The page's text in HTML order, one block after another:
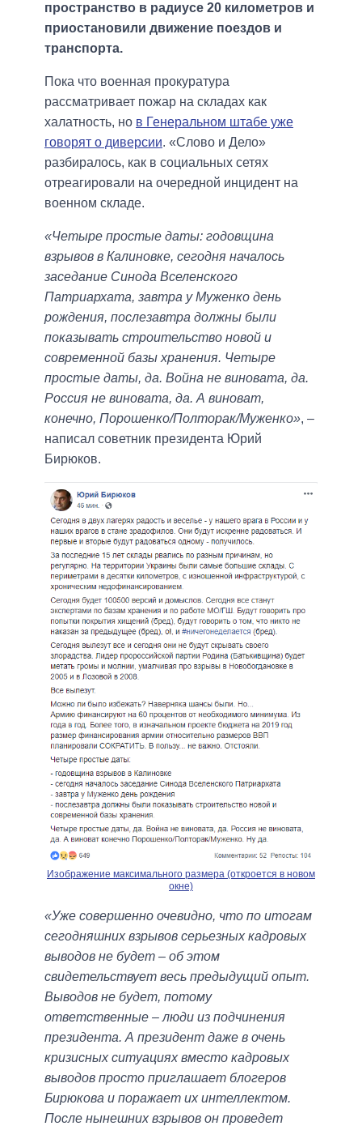
пространство в радиусе 20 километров и
приостановили движение поездов и
транспорта.
Пока что военная прокуратура
рассматривает пожар на складах как
халатность, но в Генеральном штабе уже
говорят о диверсии. «Слово и Дело»
разбиралось, как в социальных сетях
отреагировали на очередной инцидент на
военном складе.
«Четыре простые даты: годовщина
взрывов в Калиновке, сегодня началось
заседание Синода Вселенского
Патриархата, завтра у Муженко день
рождения, послезавтра должны были
показывать строительство новой и
современной базы хранения. Четыре
простые даты, да. Война не виновата, да.
Россия не виновата, да. А виноват,
конечно, Порошенко/Полторак/Муженко», –
написал советник президента Юрий
Бирюков.
Изображение максимального размера (откроется в новом
окне)
«Уже совершенно очевидно, что по итогам
сегодняшних взрывов серьезных кадровых
выводов не будет – об этом
свидетельствует весь предыдущий опыт.
Выводов не будет, потому
ответственные – люди из подчинения
президента. А президент даже в очень
кризисных ситуациях вместо кадровых
выводов просто приглашает блогеров
Бирюкова и поражает их интеллектом.
После нынешних взрывов он проведет